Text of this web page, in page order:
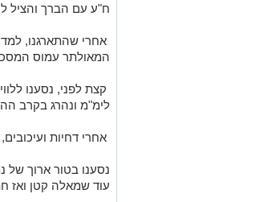
ח"ע עם הברך והציל
אחרי שהתארגנו,
המאולתר עמוס
קצת לפני, נסענו
לימ"מ ונהרג בקרב
אחרי דחיות
נסענו בטור ארוך של
עוד שמאלה קטן ואז